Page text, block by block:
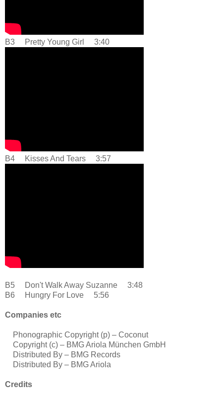
B3 Pretty Young Girl 3:40
B4 Kisses And Tears 3:57
B5 Don't Walk Away Suzanne 3:48
B6 Hungry For Love 5:56
Companies etc
Phonographic Copyright (p) – Coconut
Copyright (c) – BMG Ariola München GmbH
Distributed By – BMG Records
Distributed By – BMG Ariola
Credits